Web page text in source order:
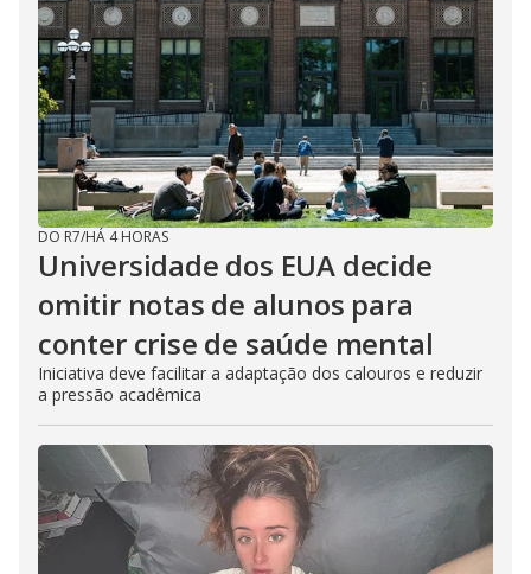
DO R7/HÁ 4 HORAS
Universidade dos EUA decide
omitir notas de alunos para
conter crise de saúde mental
Iniciativa deve facilitar a adaptação dos calouros e reduzir
a pressão acadêmica